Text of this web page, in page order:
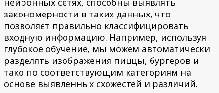
нейронных сетях, способны выявлять
закономерности в таких данных, что
позволяет правильно классифицировать
входную информацию. Например, используя
глубокое обучение, мы можем автоматически
разделять изображения пиццы, бургеров и
тако по соответствующим категориям на
основе выявленных схожестей и различий.